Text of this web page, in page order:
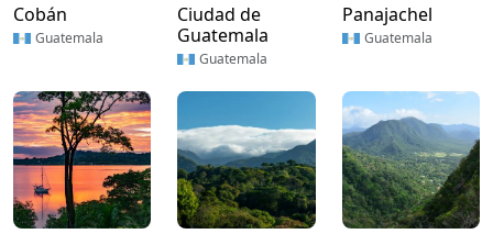
Cobán
Guatemala
Ciudad de
Guatemala
Guatemala
Panajachel
Guatemala